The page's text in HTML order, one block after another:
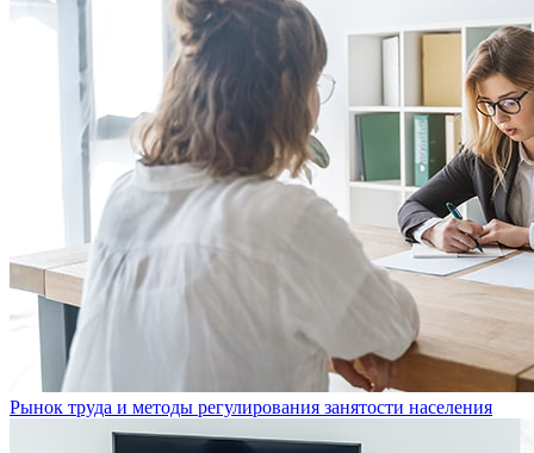
Рынок труда и методы регулирования занятости населения